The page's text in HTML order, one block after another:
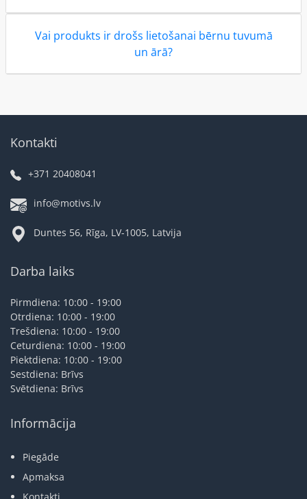
Vai produkts ir drošs lietošanai bērnu tuvumā
un ārā?
Kontakti
+371 20408041
info@motivs.lv
Duntes 56, Rīga, LV-1005, Latvija
Darba laiks
Pirmdiena: 10:00 - 19:00
Otrdiena: 10:00 - 19:00
Trešdiena: 10:00 - 19:00
Ceturdiena: 10:00 - 19:00
Piektdiena: 10:00 - 19:00
Sestdiena: Brīvs
Svētdiena: Brīvs
Informācija
Piegāde
Apmaksa